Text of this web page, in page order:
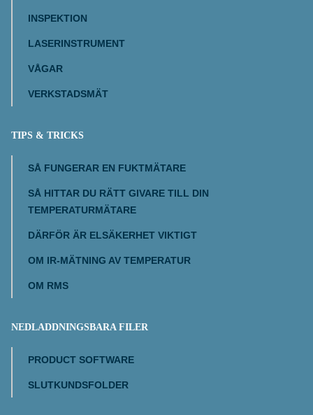
INSPEKTION
LASERINSTRUMENT
VÅGAR
VERKSTADSMÄT
TIPS & TRICKS
SÅ FUNGERAR EN FUKTMÄTARE
SÅ HITTAR DU RÄTT GIVARE TILL DIN
TEMPERATURMÄTARE
DÄRFÖR ÄR ELSÄKERHET VIKTIGT
OM IR-MÄTNING AV TEMPERATUR
OM RMS
NEDLADDNINGSBARA FILER
PRODUCT SOFTWARE
SLUTKUNDSFOLDER